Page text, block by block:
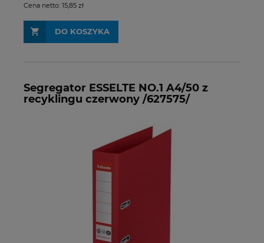
Cena netto: 15,85 zł
DO KOSZYKA
Segregator ESSELTE NO.1 A4/50 z
recyklingu czerwony /627575/